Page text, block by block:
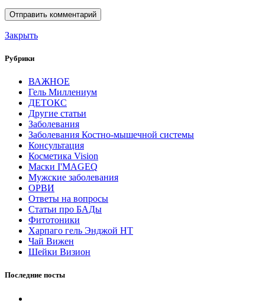
Закрыть
Рубрики
ВАЖНОЕ
Гель Миллениум
ДЕТОКС
Другие статьи
Заболевания
Заболевания Костно-мышечной системы
Консультация
Косметика Vision
Маски I'MAGEQ
Мужские заболевания
ОРВИ
Ответы на вопросы
Статьи про БАДы
Фитотоники
Харпаго гель Энджой НТ
Чай Вижен
Шейки Визион
Последние посты